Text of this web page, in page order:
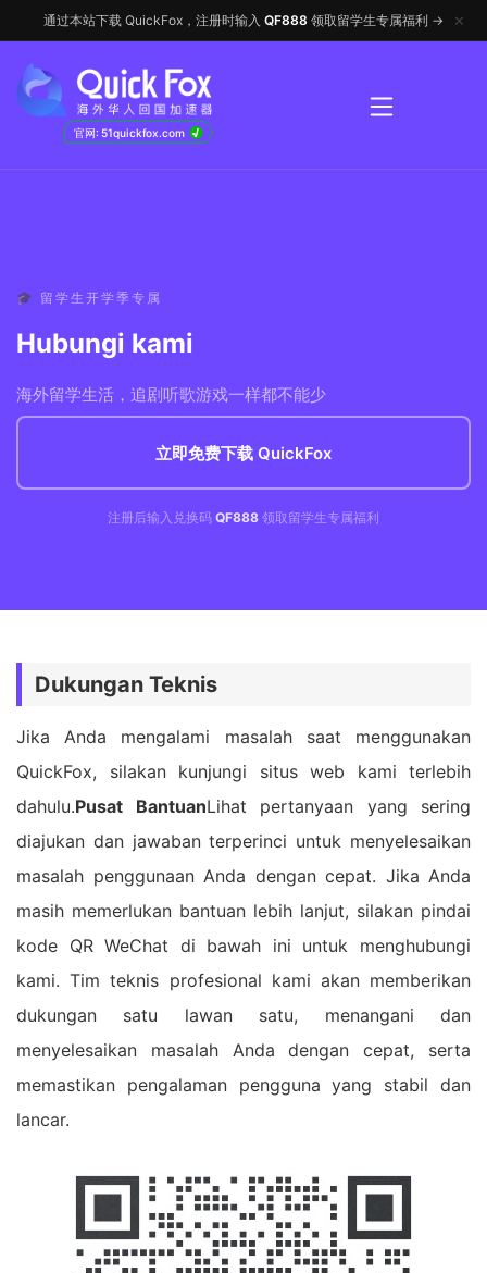
通过本站下载 QuickFox，注册时输入 QF888 领取留学生专属福利 → ✕
官网: 51quickfox.com √
🎓 留学生开学季专属
Hubungi kami
海外留学生活，追剧听歌游戏一样都不能少
立即免费下载 QuickFox
注册后输入兑换码 QF888 领取留学生专属福利
Dukungan Teknis
Jika Anda mengalami masalah saat menggunakan
QuickFox, silakan kunjungi situs web kami terlebih
dahulu.Pusat BantuanLihat pertanyaan yang sering
diajukan dan jawaban terperinci untuk menyelesaikan
masalah penggunaan Anda dengan cepat. Jika Anda
masih memerlukan bantuan lebih lanjut, silakan pindai
kode QR WeChat di bawah ini untuk menghubungi
kami. Tim teknis profesional kami akan memberikan
dukungan satu lawan satu, menangani dan
menyelesaikan masalah Anda dengan cepat, serta
memastikan pengalaman pengguna yang stabil dan
lancar.